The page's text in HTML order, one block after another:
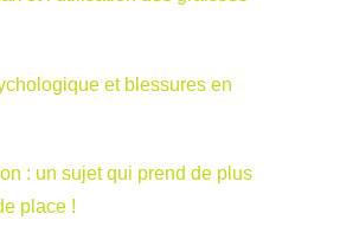
et blessures en
: un sujet qui prend de plus
place !